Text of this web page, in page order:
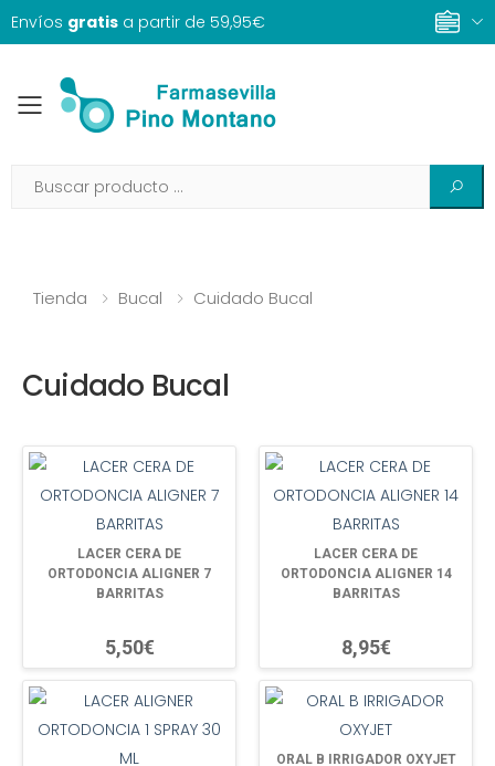
Envíos gratis a partir de 59,95€
Toggle mobile menu
Tienda Bucal Cuidado Bucal
Cuidado Bucal
LACER CERA DE
ORTODONCIA ALIGNER 7
BARRITAS
5,50€
LACER CERA DE
ORTODONCIA ALIGNER 14
BARRITAS
8,95€
ORAL B IRRIGADOR OXYJET